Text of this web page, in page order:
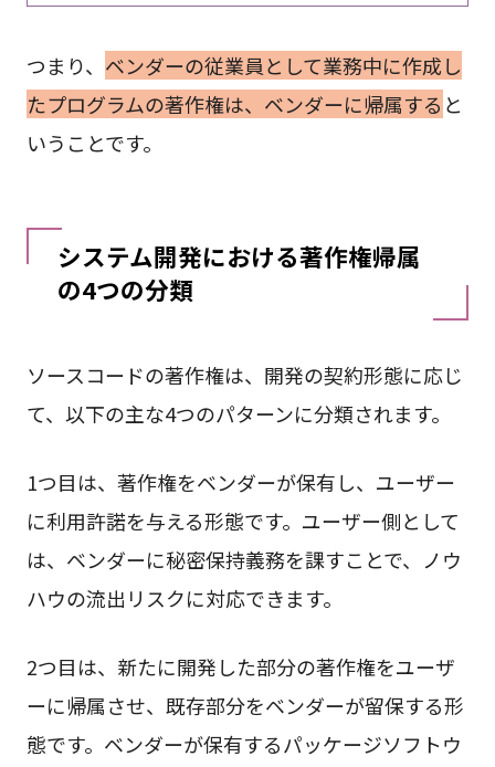
つまり、 ベンダーの従業員として業務中に作成し
たプログラムの著作権は、ベンダーに帰属する と
いうことです。
システム開発における著作権帰属
の4つの分類
ソースコードの著作権は、開発の契約形態に応じ
て、以下の主な4つのパターンに分類されます。
1つ目は、著作権をベンダーが保有し、ユーザー
に利用許諾を与える形態です。ユーザー側として
は、ベンダーに秘密保持義務を課すことで、ノウ
ハウの流出リスクに対応できます。
2つ目は、新たに開発した部分の著作権をユーザ
ーに帰属させ、既存部分をベンダーが留保する形
態です。ベンダーが保有するパッケージソフトウ